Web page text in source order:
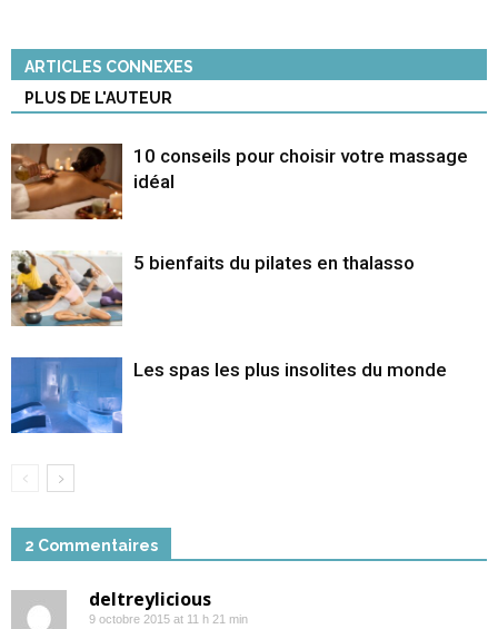
ARTICLES CONNEXES
PLUS DE L'AUTEUR
10 conseils pour choisir votre massage
idéal
5 bienfaits du pilates en thalasso
Les spas les plus insolites du monde
2 Commentaires
deltreylicious
9 octobre 2015 at 11 h 21 min